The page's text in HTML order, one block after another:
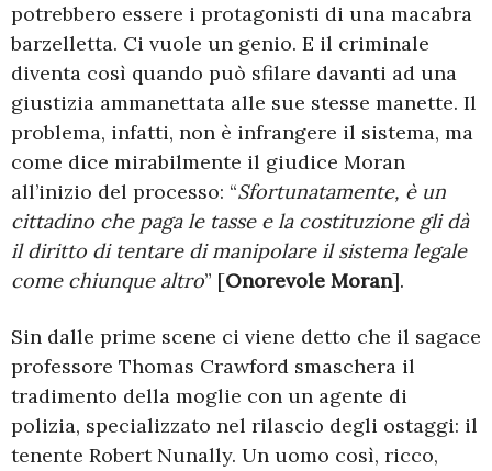
potrebbero essere i protagonisti di una macabra
barzelletta. Ci vuole un genio. E il criminale
diventa così quando può sfilare davanti ad una
giustizia ammanettata alle sue stesse manette. Il
problema, infatti, non è infrangere il sistema, ma
come dice mirabilmente il giudice Moran
all’inizio del processo: “Sfortunatamente, è un
cittadino che paga le tasse e la costituzione gli dà
il diritto di tentare di manipolare il sistema legale
come chiunque altro” [Onorevole Moran].
Sin dalle prime scene ci viene detto che il sagace
professore Thomas Crawford smaschera il
tradimento della moglie con un agente di
polizia, specializzato nel rilascio degli ostaggi: il
tenente Robert Nunally. Un uomo così, ricco,